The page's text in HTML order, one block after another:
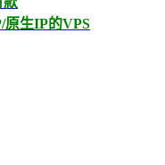
原生IP的VPS